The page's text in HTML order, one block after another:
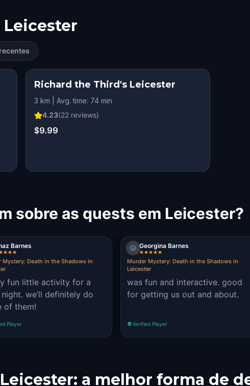
Leicester
Richard the Third's Leicester
3 km | Avg. time: 74 min
4.23(22reviews)
$9.99
sobre as quests em Leicester?
Barnes
Mystery: Death in the Shadows in
fun little activity for a
we’ll definitely do
of them!
Player
Georgina Barnes
Murder Mystery: Death in the Shadows in
Leicester
was fun and interactive. good
for getting us out and about.
Verified Player
a melhor forma de